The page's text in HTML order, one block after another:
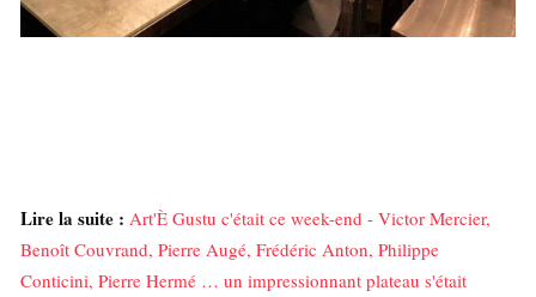
Lire la suite : Art'È Gustu c'était ce week-end - Victor Mercier,
Benoît Couvrand, Pierre Augé, Frédéric Anton, Philippe
Conticini, Pierre Hermé … un impressionnant plateau s'était